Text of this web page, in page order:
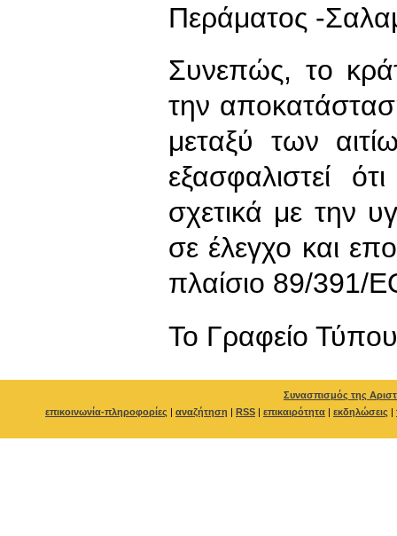
Περάματος -
Συνεπώς, το
την
μεταξύ των
εξασφαλιστεί
σχετικά με την
σε έλεγχο και
πλαίσιο 89/391/
To Γραφείο Τύπου
Συνασπισμός της
επικοινωνία-πληροφορίες | αναζήτηση | RSS | επικαιρότητα | εκδηλώσεις |